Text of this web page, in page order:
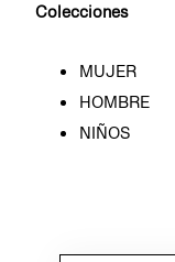
Colecciones
MUJER
HOMBRE
NIÑOS